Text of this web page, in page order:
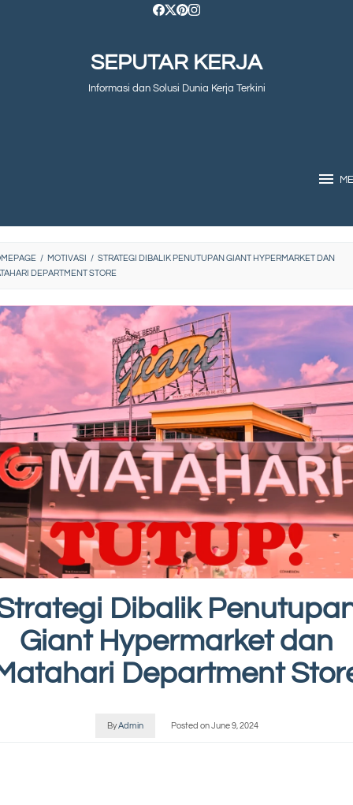
SEPUTAR KERJA
Informasi dan Solusi Dunia Kerja Terkini
/ MOTIVASI / STRATEGI DIBALIK PENUTUPAN GIANT HYPERMARKET DAN
DEPARTMENT STORE
Dibalik
Giant Hypermarket dan
Department
ByAdmin Posted onJune 9, 2024